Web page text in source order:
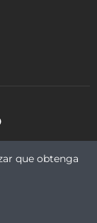
reservados
que obtenga